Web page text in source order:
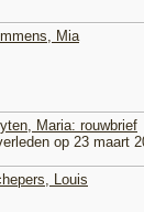
Mia
Maria: rouwbrief
op 23 maart
Louis